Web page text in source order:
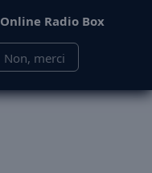
Online Radio Box
Non, merci